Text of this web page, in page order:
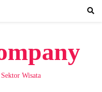
Wisata